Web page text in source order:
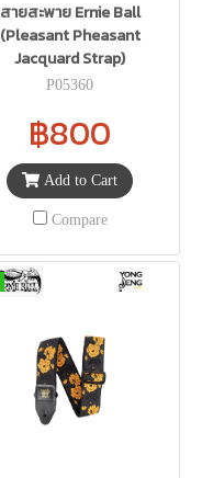
สายสะพาย Ernie Ball
(Pleasant Pheasant
Jacquard Strap)
P05360
฿800
Add to Cart
Compare